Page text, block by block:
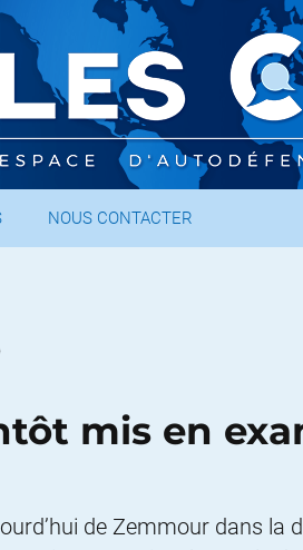
NOUS CONTACTER
mis en
de Zemmour dans la